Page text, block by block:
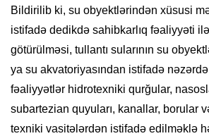
Bildirilib ki, su obyektlərindən xüsusi
istifadə dedikdə sahibkarlıq fəaliyyəti
götürülməsi, tullantı sularının su
ya su akvatoriyasından istifadə
fəaliyyətlər hidrotexniki qurğular,
subartezian quyuları, kanallar, borular
texniki vasitələrdən istifadə edilməklə